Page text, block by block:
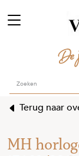
Terug naar
MH